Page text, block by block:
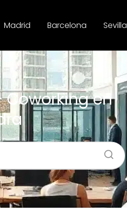
Madrid Barcelona Sevilla
Coworking en